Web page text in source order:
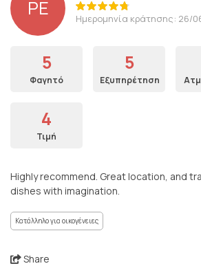
PE Ημερομηνία κράτησης: 26/
5
Φαγητό
5
Εξυπηρέτηση
4
Τιμή
Highly recommend. Great location, and
dishes with imagination.
Κατάλληλο για οικογένειες
Share